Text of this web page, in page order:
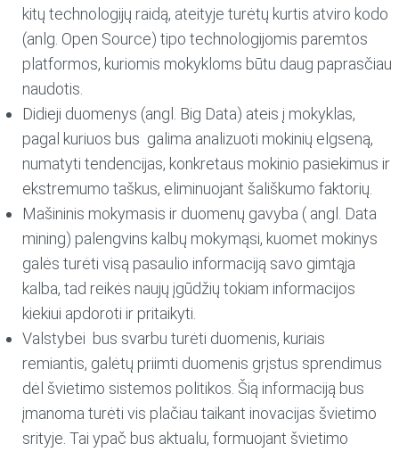
kitų technologijų raidą, ateityje turėtų kurtis atviro kodo
(anlg. Open Source) tipo technologijomis paremtos
platformos, kuriomis mokykloms būtu daug paprasčiau
naudotis.
Didieji duomenys (angl. Big Data) ateis į mokyklas,
pagal kuriuos bus galima analizuoti mokinių elgseną,
numatyti tendencijas, konkretaus mokinio pasiekimus ir
ekstremumo taškus, eliminuojant šališkumo faktorių.
Mašininis mokymasis ir duomenų gavyba ( angl. Data
mining) palengvins kalbų mokymąsi, kuomet mokinys
galės turėti visą pasaulio informaciją savo gimtąja
kalba, tad reikės naujų įgūdžių tokiam informacijos
kiekiui apdoroti ir pritaikyti.
Valstybei bus svarbu turėti duomenis, kuriais
remiantis, galėtų priimti duomenis grįstus sprendimus
dėl švietimo sistemos politikos. Šią informaciją bus
įmanoma turėti vis plačiau taikant inovacijas švietimo
srityje. Tai ypač bus aktualu, formuojant švietimo